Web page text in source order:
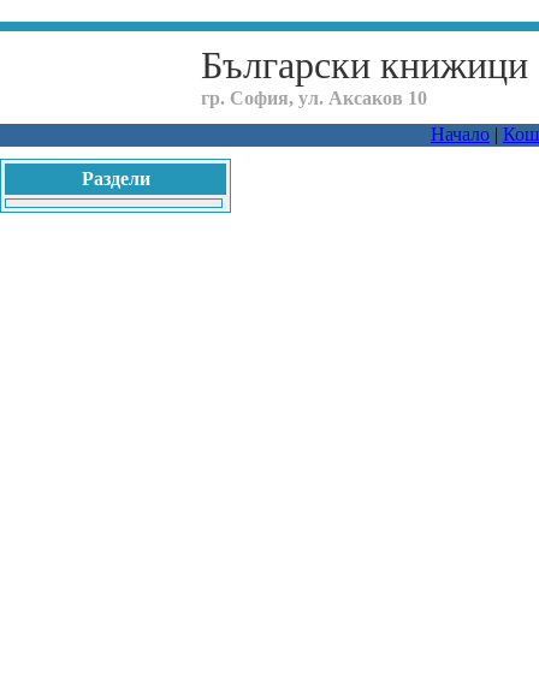
Български книжици
гр. София, ул. Аксаков 10
Начало |
Раздели